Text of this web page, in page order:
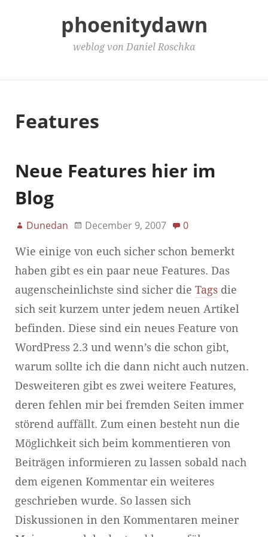
phoenitydawn
weblog von Daniel Roschka
Features
Neue Features hier im
Blog
Dunedan December 9, 2007 0
Wie einige von euch sicher schon bemerkt
haben gibt es ein paar neue Features. Das
augenscheinlichste sind sicher die Tags die
sich seit kurzem unter jedem neuen Artikel
befinden. Diese sind ein neues Feature von
WordPress 2.3 und wenn’s die schon gibt,
warum sollte ich die dann nicht auch nutzen.
Desweiteren gibt es zwei weitere Features,
deren fehlen mir bei fremden Seiten immer
störend auffällt. Zum einen besteht nun die
Möglichkeit sich beim kommentieren von
Beiträgen informieren zu lassen sobald nach
dem eigenen Kommentar ein weiteres
geschrieben wurde. So lassen sich
Diskussionen in den Kommentaren meiner